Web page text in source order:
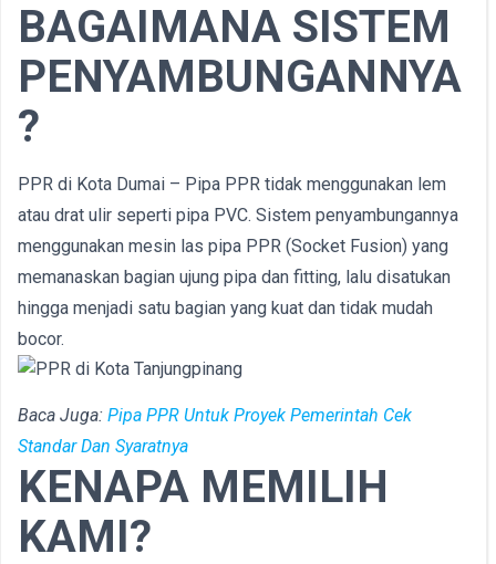
BAGAIMANA SISTEM
PENYAMBUNGANNYA
?
PPR di Kota Dumai – Pipa PPR tidak menggunakan lem
atau drat ulir seperti pipa PVC. Sistem penyambungannya
menggunakan mesin las pipa PPR (Socket Fusion) yang
memanaskan bagian ujung pipa dan fitting, lalu disatukan
hingga menjadi satu bagian yang kuat dan tidak mudah
bocor.
Baca Juga: Pipa PPR Untuk Proyek Pemerintah Cek
Standar Dan Syaratnya
KENAPA MEMILIH
KAMI?